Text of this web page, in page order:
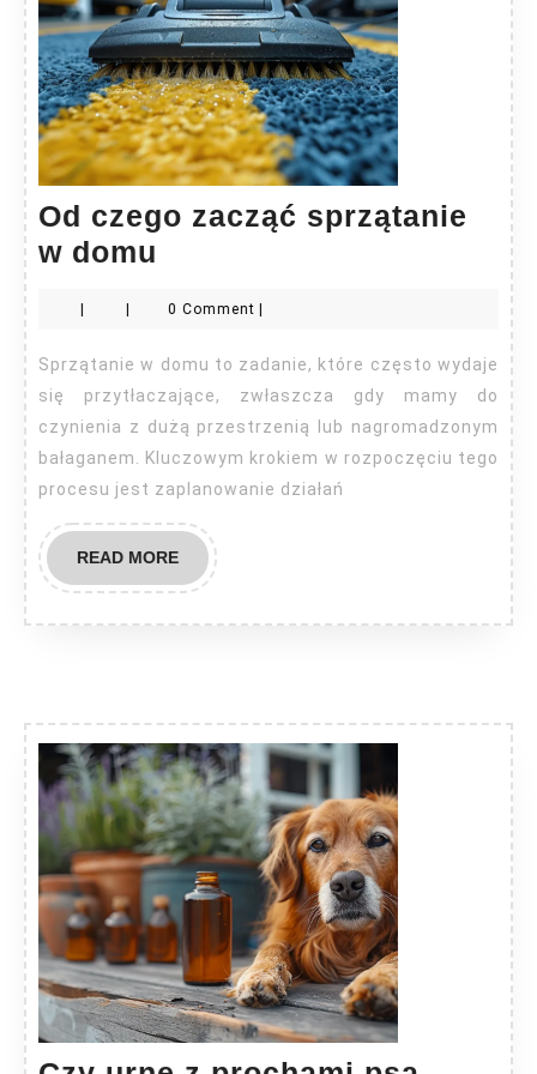
Od czego zacząć sprzątanie
w domu
zacząć
sprzątanie
w
domu
| | 0 Comment |
Sprzątanie w domu to zadanie, które często wydaje
się przytłaczające, zwłaszcza gdy mamy do
czynienia z dużą przestrzenią lub nagromadzonym
bałaganem. Kluczowym krokiem w rozpoczęciu tego
procesu jest zaplanowanie działań
READ MOREREAD
MORE